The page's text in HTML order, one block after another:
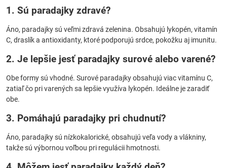
1. Sú paradajky zdravé?
Áno, paradajky sú veľmi zdravá zelenina. Obsahujú lykopén, vitamín
C, draslík a antioxidanty, ktoré podporujú srdce, pokožku aj imunitu.
2. Je lepšie jesť paradajky surové alebo varené?
Obe formy sú vhodné. Surové paradajky obsahujú viac vitamínu C,
zatiaľ čo pri varených sa lepšie využíva lykopén. Ideálne je zaradiť
obe.
3. Pomáhajú paradajky pri chudnutí?
Áno, paradajky sú nízkokalorické, obsahujú veľa vody a vlákniny,
takže sú výbornou voľbou pri regulácii hmotnosti.